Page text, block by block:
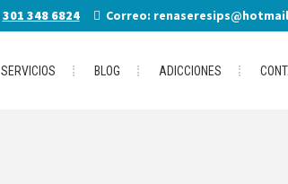
301 348 6824 Correo:
SERVICIOS BLOG ADICCIONES